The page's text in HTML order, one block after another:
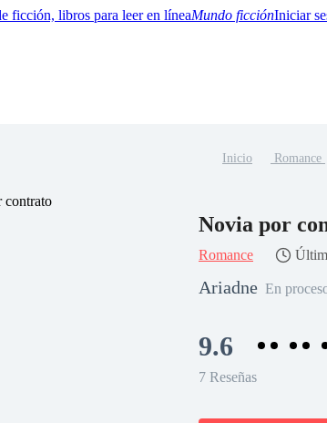
Mundo ficciónIniciar
Fantasía
Inicio Romance
Novia por
Romance
Ariadne En
9.6
7 Reseñas